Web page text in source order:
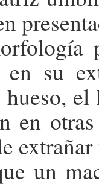
en su
el
en
un